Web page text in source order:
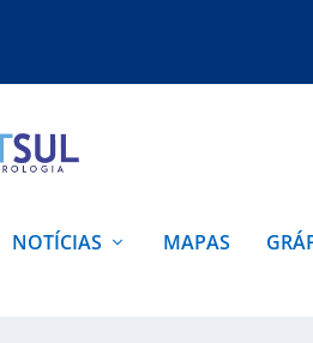
NOTÍCIAS MAPAS